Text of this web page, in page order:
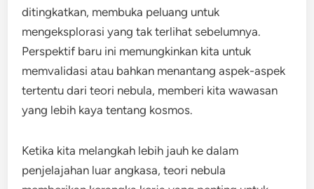
ditingkatkan, membuka peluang untuk
mengeksplorasi yang tak terlihat sebelumnya.
Perspektif baru ini memungkinkan kita untuk
memvalidasi atau bahkan menantang aspek-aspek
tertentu dari teori nebula, memberi kita wawasan
yang lebih kaya tentang kosmos.
Ketika kita melangkah lebih jauh ke dalam
penjelajahan luar angkasa, teori nebula